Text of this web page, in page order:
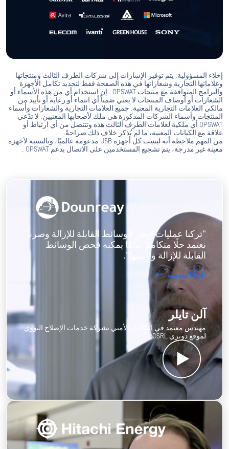
إخلاء المسؤولية: يتم توفير الإشارات إلى شركات الطرف الثالث ومنتجاتها
وعلاماتها التجارية وشعاراتها في هذه الصفحة فقط لتحديد تكامل الأجهزة
والبرامج المتوافقة مع منتجات OPSWAT . إن استخدام أي من هذه الأسماء أو
الشعارات أو أوصاف المنتجات لا يعني ضمناً أي انتماء أو رعاية أو تأييد من
مالكي العلامات التجارية المعنية. جميع العلامات التجارية والشعارات وأسماء
المنتجات وأسماء الشركات المذكورة هي ملك لأصحابها المعنيين. لا تدّعي
OPSWAT أي ملكية لعلامات الطرف الثالث هذه وتتنصل من أي ارتباط أو
علاقة مع الكيانات المعنية، ما لم يُذكر خلاف ذلك صراحةً.
من المهم ملاحظة أنه ليست كل أجهزة USB مدعومة عالميًا، وبالنسبة لأجهزة
معينة غير مدرجة، يتم تشجيع المستخدمين على الاتصال بدعم OPSWAT .
"تركنا عمليات حظر الوسائط القابلة للإزالة وصرنا
نعتمد حلًا متكاملًا تمامًا يمكنه فحص الوسائط
القابلة للإزالة وتأمينها".
اقرأ المدونة
آلن تايلر
مهندس معتمد في التكامل الأمني بشركة خدمات الإصلاح النووي
لموقع دونري DSRL